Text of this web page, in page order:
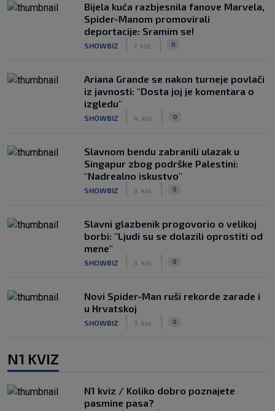
Bijela kuća razbjesnila fanove Marvela,
Spider-Manom promovirali
deportacije: Sramim se!
SHOWBIZ 7. kol. 0
Ariana Grande se nakon turneje povlači
iz javnosti: "Dosta joj je komentara o
izgledu"
SHOWBIZ 4. kol. 0
Slavnom bendu zabranili ulazak u
Singapur zbog podrške Palestini:
"Nadrealno iskustvo"
SHOWBIZ 3. kol. 0
Slavni glazbenik progovorio o velikoj
borbi: "Ljudi su se dolazili oprostiti od
mene"
SHOWBIZ 3. kol. 0
Novi Spider-Man ruši rekorde zarade i
u Hrvatskoj
SHOWBIZ 3. kol. 0
N1 KVIZ
N1 kviz / Koliko dobro poznajete
pasmine pasa?